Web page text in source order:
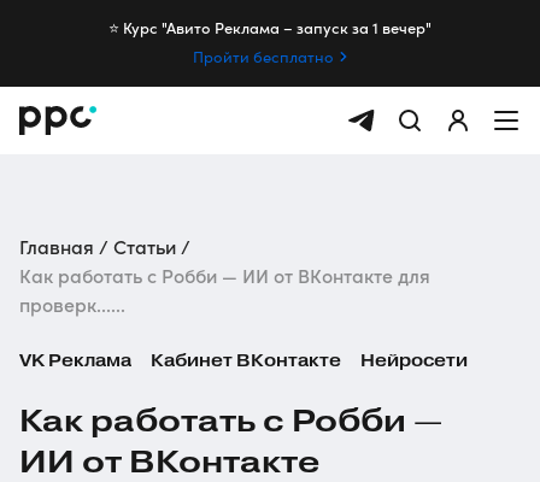
⭐️ Курс "Авито Реклама – запуск за 1 вечер"
Пройти бесплатно
Главная
Статьи
Как работать с Робби — ИИ от ВКонтакте для
проверк......
VK Реклама Кабинет ВКонтакте Нейросети
Как работать с Робби —
ИИ от ВКонтакте